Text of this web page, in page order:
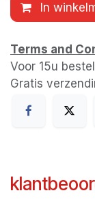
In
Terms and
Voor 15u
Gratis